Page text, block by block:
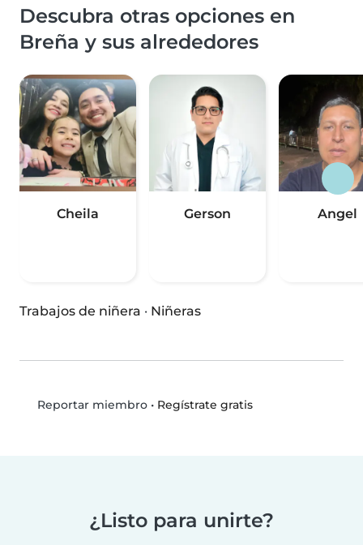
Descubra otras opciones en
Breña y sus alrededores
Cheila Gerson Angel
Trabajos de niñera · Niñeras
Reportar miembro• Regístrate gratis
¿Listo para unirte?